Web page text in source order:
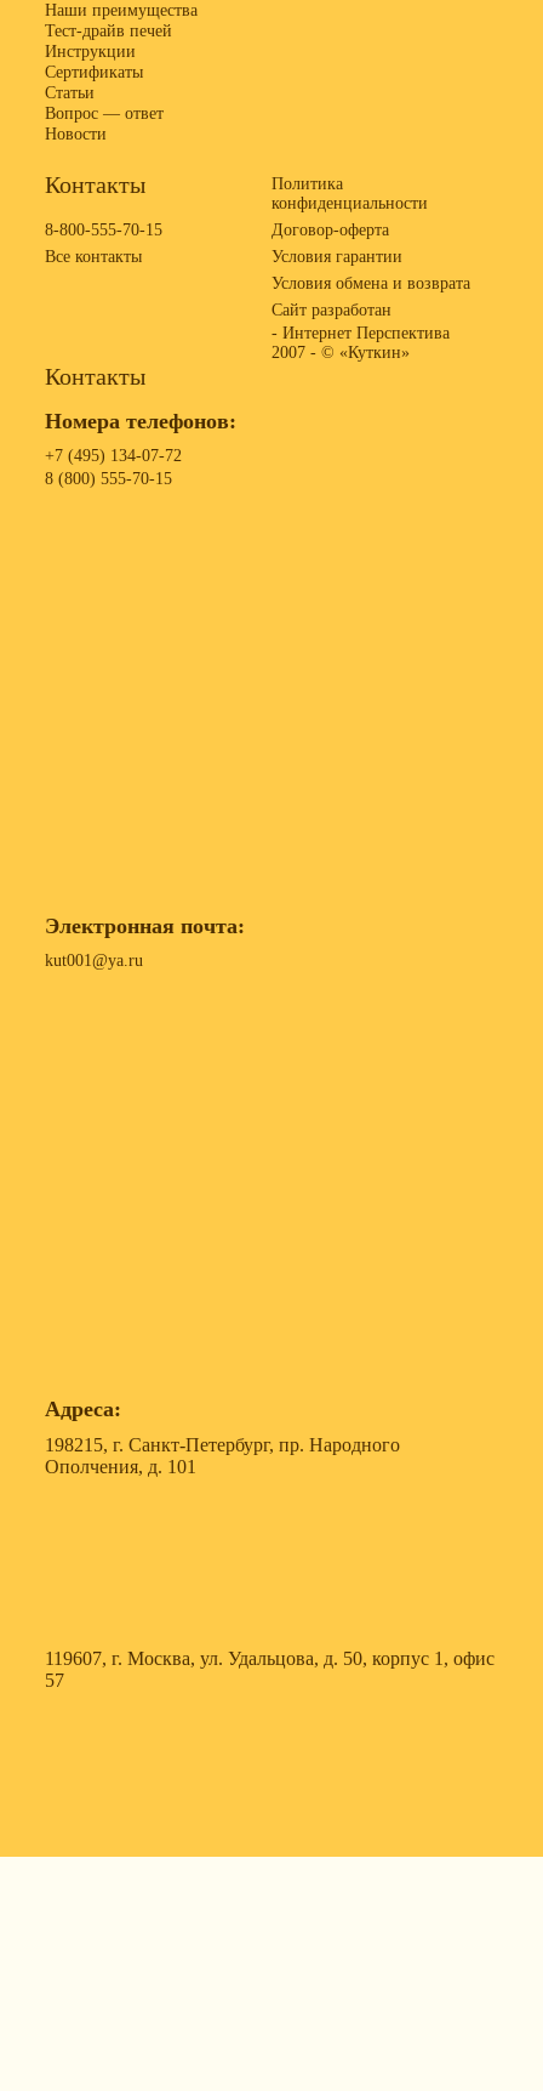
Наши преимущества
Тест-драйв печей
Инструкции
Сертификаты
Статьи
Вопрос — ответ
Новости
Контакты
8-800-555-70-15
Все контакты
Политика
конфиденциальности
Договор-оферта
Условия гарантии
Условия обмена и возврата
Сайт разработан
- Интернет Перспектива
2007 - © «Куткин»
Контакты
Номера телефонов:
+7 (495) 134-07-72
8 (800) 555-70-15
Электронная почта:
kut001@ya.ru
Адреса:
198215, г. Санкт-Петербург, пр. Народного
Ополчения, д. 101
119607, г. Москва, ул. Удальцова, д. 50, корпус 1, офис
57